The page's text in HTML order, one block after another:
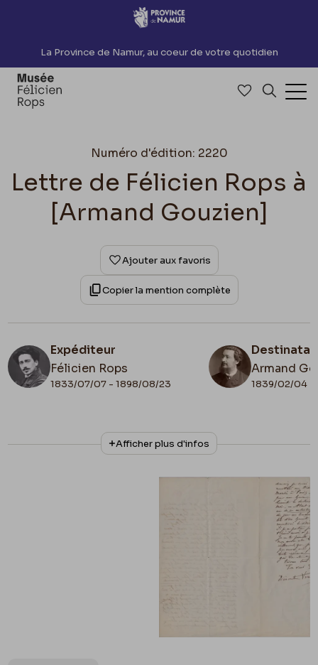
Accèder directement au contenu
La Province de Namur, au coeur de votre quotidien
Accéder à
Numéro d'édition: 2220
Lettre de Félicien Rops à
[Armand Gouzien]
Ajouter aux favoris
Copier la mention complète
Expéditeur
Félicien Rops
1833/07/07 - 1898/08/23
Armand
1839/02/04 -
N° d'inventaire
II/6958/72
Collationnage
Autographe
Belgique, Bruxelles, Bibliothèque royale de
Afficher plus d'infos